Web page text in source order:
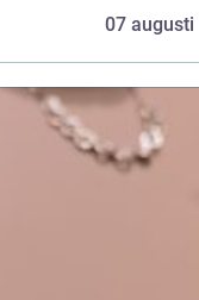
07 augusti